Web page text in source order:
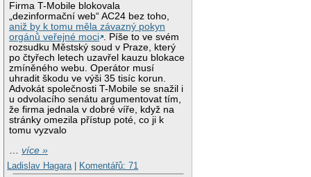
Firma T-Mobile blokovala
„dezinformační web“ AC24 bez toho,
aniž by k tomu měla závazný pokyn
orgánů veřejné moci . Píše to ve svém
rozsudku Městský soud v Praze, který
po čtyřech letech uzavřel kauzu blokace
zmíněného webu. Operátor musí
uhradit škodu ve výši 35 tisíc korun.
Advokát společnosti T-Mobile se snažil i
u odvolacího senátu argumentovat tím,
že firma jednala v dobré víře, když na
stránky omezila přístup poté, co ji k
tomu vyzvalo
…více »
Ladislav Hagara | Komentářů: 71